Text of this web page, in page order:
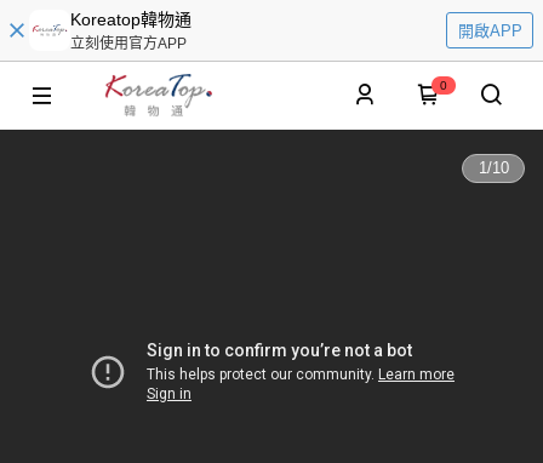
Koreatop韓物通
立刻使用官方APP
開啟APP
0
1/10